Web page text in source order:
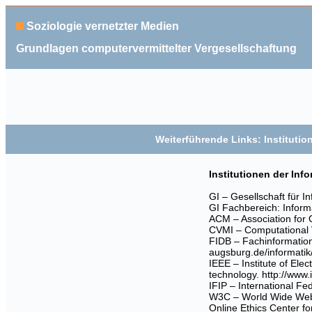
Soziologie vernetzter Medien
Grundlagen computervermittelter Vergesellschaftung
Weiterführende Links:
Institutionen der
GI – Gesellschaft für
GI Fachbereich:
ACM – Association for
CVMI –
FIDB –
augsburg.de/
IEEE – Institute of
technology. http://
IFIP – International
W3C – World Wide
Online Ethics Center